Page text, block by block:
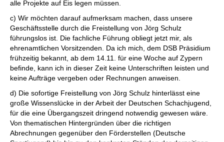
alle Projekte auf Eis legen müssen.
c) Wir möchten darauf aufmerksam machen, dass unsere
Geschäftsstelle durch die Freistellung von Jörg Schulz
führungslos ist. Die fachliche Führung obliegt jetzt mir, als
ehrenamtlichen Vorsitzenden. Da ich mich, dem DSB Präsidium
frühzeitig bekannt, ab dem 14.11. für eine Woche auf Zypern
befinde, kann ich in dieser Zeit keine Unterschriften leisten und
keine Aufträge vergeben oder Rechnungen anweisen.
d) Die sofortige Freistellung von Jörg Schulz hinterlässt eine
große Wissenslücke in der Arbeit der Deutschen Schachjugend,
für die eine Übergangszeit dringend notwendig gewesen wäre.
Von thematischen Hintergründen über die richtigen
Abrechnungen gegenüber den Förderstellen (Deutsche